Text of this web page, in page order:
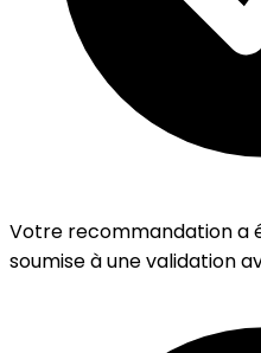
Votre recommandation a
soumise à une validation